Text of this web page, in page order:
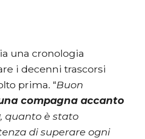
una cronologia
i decenni trascorsi
prima. “Buon
compagna accanto
, quanto è stato
di superare ogni